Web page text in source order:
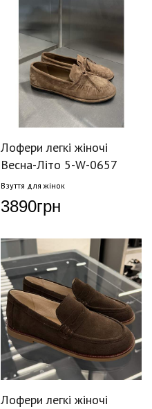
Лофери легкі жіночі
Весна-Літо 5-W-0657
Взуття для жінок
3890грн
Лофери легкі жіночі